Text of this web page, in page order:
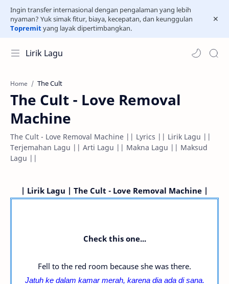
Ingin transfer internasional dengan pengalaman yang lebih
nyaman? Yuk simak fitur, biaya, kecepatan, dan keunggulan
Topremityang layak dipertimbangkan.
Lirik Lagu
Home The Cult
The Cult - Love Removal
Machine
The Cult - Love Removal Machine || Lyrics || Lirik Lagu ||
Terjemahan Lagu || Arti Lagu || Makna Lagu || Maksud
Lagu ||
| Lirik Lagu | The Cult - Love Removal Machine |
Check this one...
Fell to the red room because she was there.
Jatuh ke dalam kamar merah, karena dia ada di sana.